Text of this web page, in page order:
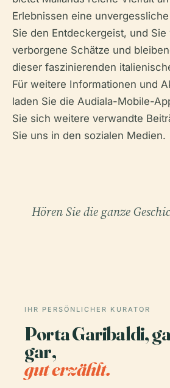
Erlebnissen eine
Sie den Entdeckergeist, und
verborgene Schätze und
dieser faszinierenden
Für weitere Informationen und
laden Sie die Audiala-Mobile-
Sie sich weitere verwandte
Sie uns in den sozialen Medien.
Hören Sie die ganze
IHR PERSÖNLICHER KURATOR
Porta Garibaldi,
gar,
gut erzählt.